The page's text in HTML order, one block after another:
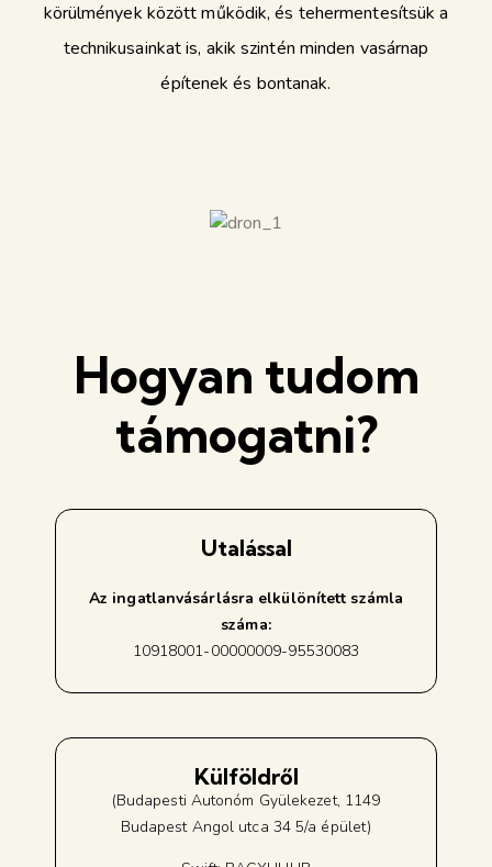
körülmények között működik, és tehermentesítsük a
technikusainkat is, akik szintén minden vasárnap
építenek és bontanak.
Hogyan tudom
támogatni?
Utalással
Az ingatlanvásárlásra elkülönített számla
száma:
10918001-00000009-95530083
Külföldről
(Budapesti Autonóm Gyülekezet, 1149
Budapest Angol utca 34 5/a épület)